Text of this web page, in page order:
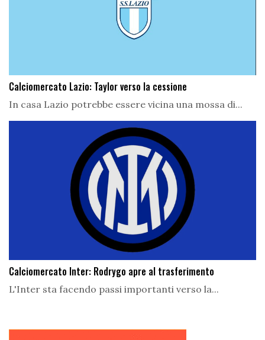
Calciomercato Lazio: Taylor verso la cessione
In casa Lazio potrebbe essere vicina una mossa di...
Calciomercato Inter: Rodrygo apre al trasferimento
L'Inter sta facendo passi importanti verso la...